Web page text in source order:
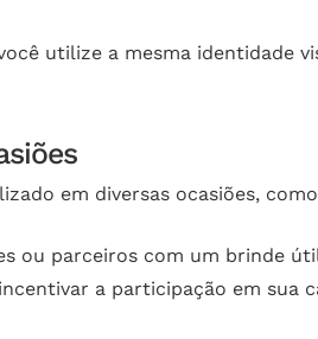
utilize a mesma identidade
em diversas ocasiões,
ou parceiros com um brinde
a participação em sua